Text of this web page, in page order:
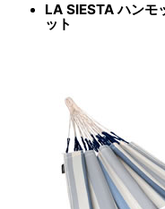
LA SIESTA ハンモ
ット